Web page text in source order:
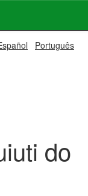
Português
do